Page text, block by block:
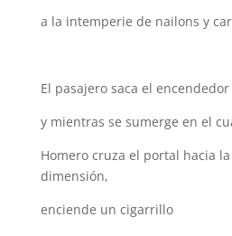
a la intemperie de nailons y
El pasajero saca el encendedor
y mientras se sumerge en el
Homero cruza el portal hacia
dimensión,
enciende un cigarrillo